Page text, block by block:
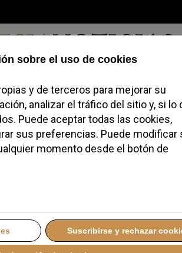
08 de agosto de 2026
Temas Buscar #JovenesConFe Podcast
canonización
de la fe
2025 09:42